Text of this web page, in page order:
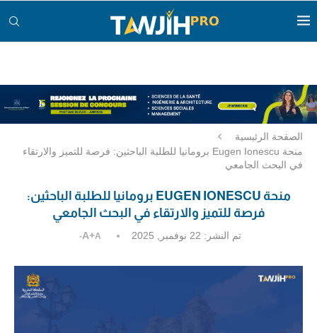
الصفحة الرئيسية
منحة Eugen Ionescu برومانيا للطلبة الباحثين: فرصة للتميز والارتقاء
في البحث الجامعي
منحة EUGEN IONESCU برومانيا للطلبة الباحثين:
فرصة للتميز والارتقاء في البحث الجامعي
تم النشر: A+A-